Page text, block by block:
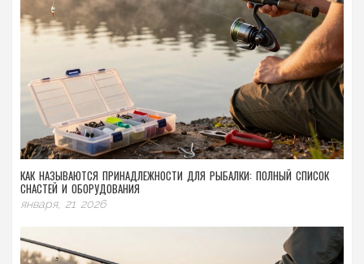
КАК НАЗЫВАЮТСЯ ПРИНАДЛЕЖНОСТИ ДЛЯ РЫБАЛКИ: ПОЛНЫЙ СПИСОК
СНАСТЕЙ И ОБОРУДОВАНИЯ
января, 21 2026